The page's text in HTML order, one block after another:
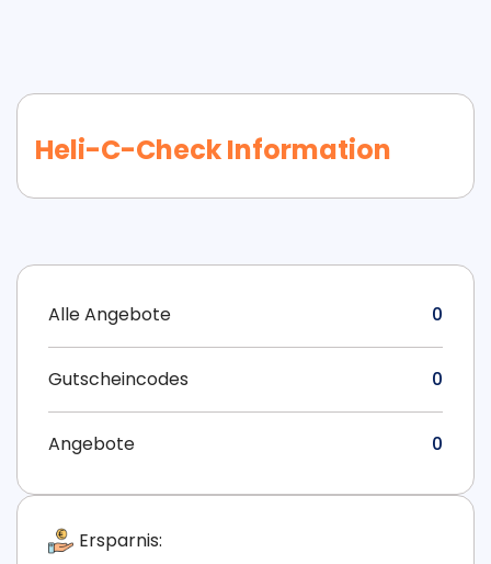
Heli-C-Check Information
Alle Angebote 0
Gutscheincodes 0
Angebote 0
Ersparnis: